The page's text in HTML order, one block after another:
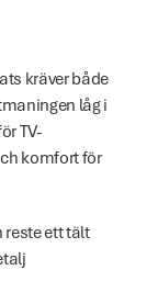
kräver både
låg i
TV-
komfort för
reste ett tält